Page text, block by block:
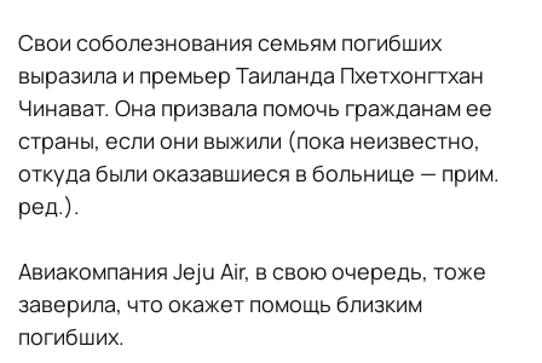
Свои соболезнования семьям погибших
выразила и премьер Таиланда Пхетхонгтхан
Чинават. Она призвала помочь гражданам ее
страны, если они выжили (пока неизвестно,
откуда были оказавшиеся в больнице — прим.
ред.).
Авиакомпания Jeju Air, в свою очередь, тоже
заверила, что окажет помощь близким
погибших.